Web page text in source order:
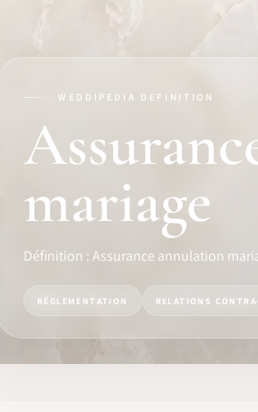
WEDDIPEDIA DEFINITION
mariage
Définition : Assurance annulation
RÉGLEMENTATION RELATIONS